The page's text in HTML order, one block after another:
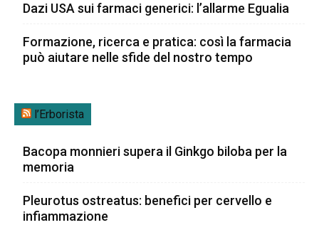
Dazi USA sui farmaci generici: l’allarme Egualia
Formazione, ricerca e pratica: così la farmacia
può aiutare nelle sfide del nostro tempo
l’Erborista
Bacopa monnieri supera il Ginkgo biloba per la
memoria
Pleurotus ostreatus: benefici per cervello e
infiammazione